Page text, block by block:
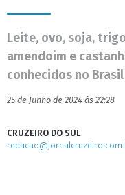
Leite, ovo, soja,
amendoim e
conhecidos no Brasil
25 de Junho de 2024 às 22:28
CRUZEIRO DO SUL